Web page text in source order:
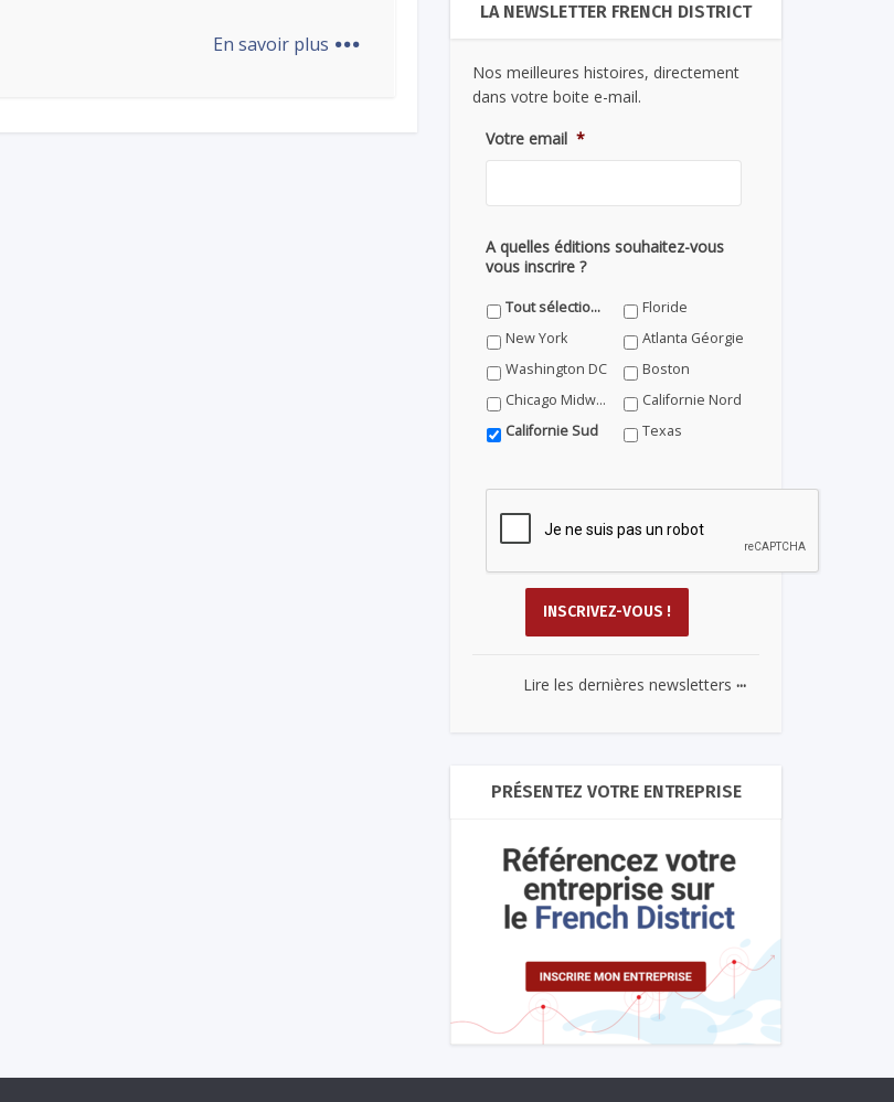
En savoir plus ... LA NEWSLETTER FRENCH DISTRICT
Nos meilleures histoires, directement
dans votre boite e-mail.
Votre email *
A quelles éditions souhaitez-vous
vous inscrire ?
Tout sélectionner
Floride
New York
Atlanta Géorgie
Washington DC
Boston
Chicago Midwest
Californie Nord
Californie Sud
Texas
Lire les dernières newsletters ...
PRÉSENTEZ VOTRE ENTREPRISE